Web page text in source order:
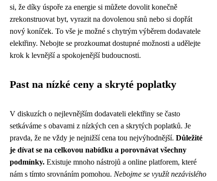
si, že díky úspoře za energie si můžete dovolit konečně
zrekonstruovat byt, vyrazit na dovolenou snů nebo si dopřát
nový koníček. To vše je možné s chytrým výběrem dodavatele
elektřiny. Nebojte se prozkoumat dostupné možnosti a udělejte
krok k levnější a spokojenější budoucnosti.
Past na nízké ceny a skryté poplatky
V diskuzích o nejlevnějším dodavateli elektřiny se často
setkáváme s obavami z nízkých cen a skrytých poplatků. Je
pravda, že ne vždy je nejnižší cena tou nejvýhodnější. Důležité
je dívat se na celkovou nabídku a porovnávat všechny
podmínky. Existuje mnoho nástrojů a online platforem, které
nám s tímto srovnáním pomohou. Nebojme se využít nezávislého